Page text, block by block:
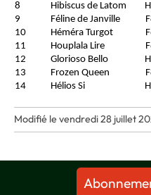
8
Hibiscus de Latom
9
Féline de Janville
10
Héméra Turgot
11
Houplala Lire
12
Glorioso Bello
13
Frozen Queen
14
Hélios Si
Modifié le vendredi 28 juillet